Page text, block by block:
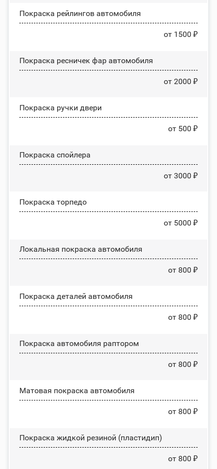
Покраска рейлингов автомобиля
от 1500 ₽
Покраска ресничек фар автомобиля
от 2000 ₽
Покраска ручки двери
от 500 ₽
Покраска спойлера
от 3000 ₽
Покраска торпедо
от 5000 ₽
Локальная покраска автомобиля
от 800 ₽
Покраска деталей автомобиля
от 800 ₽
Покраска автомобиля раптором
от 800 ₽
Матовая покраска автомобиля
от 800 ₽
Покраска жидкой резиной (пластидип)
от 800 ₽